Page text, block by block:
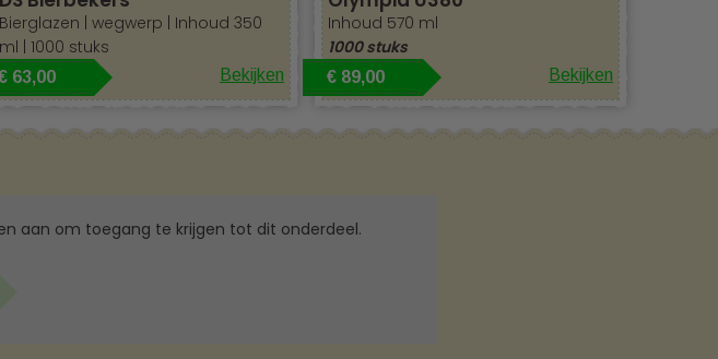
Bierglazen | wegwerp | Inhoud 350
ml | 1000 stuks
63,00 Bekijken
Inhoud 570 ml
1000 stuks
€ 89,00 Bekijken
aan om toegang te krijgen tot dit onderdeel.